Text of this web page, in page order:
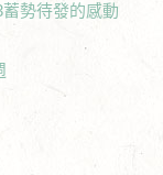
蓄勢待發的感動